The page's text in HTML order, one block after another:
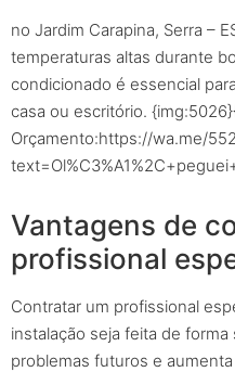
no Jardim Carapina, Serra –
temperaturas altas durante
condicionado é essencial
casa ou escritório.
Orçamento:https://wa.me/
Vantagens de
profissional
Contratar um profissional
instalação seja feita de
problemas futuros e